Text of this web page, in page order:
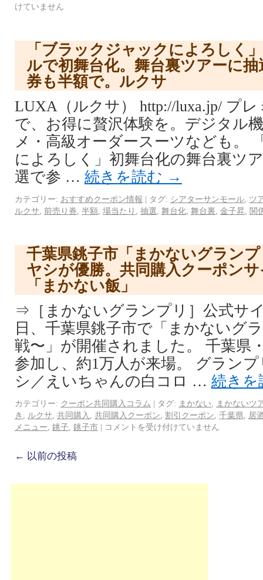
けていません
「ブラックジャックによろしく
ルで初舞台化。舞台裏ツアーに
券も半額で。ルクサ
LUXA（ルクサ） http://luxa.jp/ プ
で、お得に贅沢体験を。デジタル
メ・高級オーダースーツなども。
によろしく」初舞台化の舞台裏ツ
選で参 … 続きを読む →
カテゴリー: おすすめクーポン情報 | タグ: シアターサンモール ツ
ルクサ 前売り券 半額 場当たり 抽選 舞台化 舞台裏 金子昇 関
千葉県銚子市「まかないグラン
ヤシが優勝。共同購入クーポン
「まかない飯」
⇒［まかないグランプリ］公式サ
日、千葉県銚子市で「まかないグ
戦〜」が開催されました。 千葉県
参加し、約1万人が来場。 グラン
シ／えいちゃんの白コロ … 続き
カテゴリー: クーポン共同購入コラム | タグ: まかない
まかないツ
き
ルクサ 共同購入 共同購入クーポン 割引クーポン 千葉県
居
メニュー 銚子 銚子市 | コメントを受け付けていません
← 以前の投稿